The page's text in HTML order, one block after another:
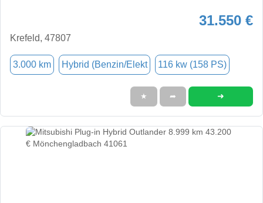
31.550 €
Krefeld, 47807
3.000 km Hybrid (Benzin/Elekt 116 kw (158 PS)
★ ➦ ➜